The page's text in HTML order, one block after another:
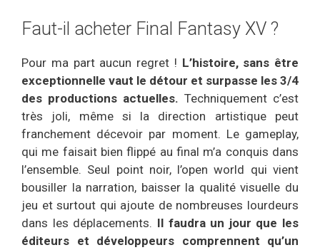
Faut-il acheter Final Fantasy XV ?
Pour ma part aucun regret ! L’histoire, sans être
exceptionnelle vaut le détour et surpasse les 3/4
des productions actuelles. Techniquement c’est
très joli, même si la direction artistique peut
franchement décevoir par moment. Le gameplay,
qui me faisait bien flippé au final m’a conquis dans
l’ensemble. Seul point noir, l’open world qui vient
bousiller la narration, baisser la qualité visuelle du
jeu et surtout qui ajoute de nombreuses lourdeurs
dans les déplacements. Il faudra un jour que les
éditeurs et développeurs comprennent qu’un